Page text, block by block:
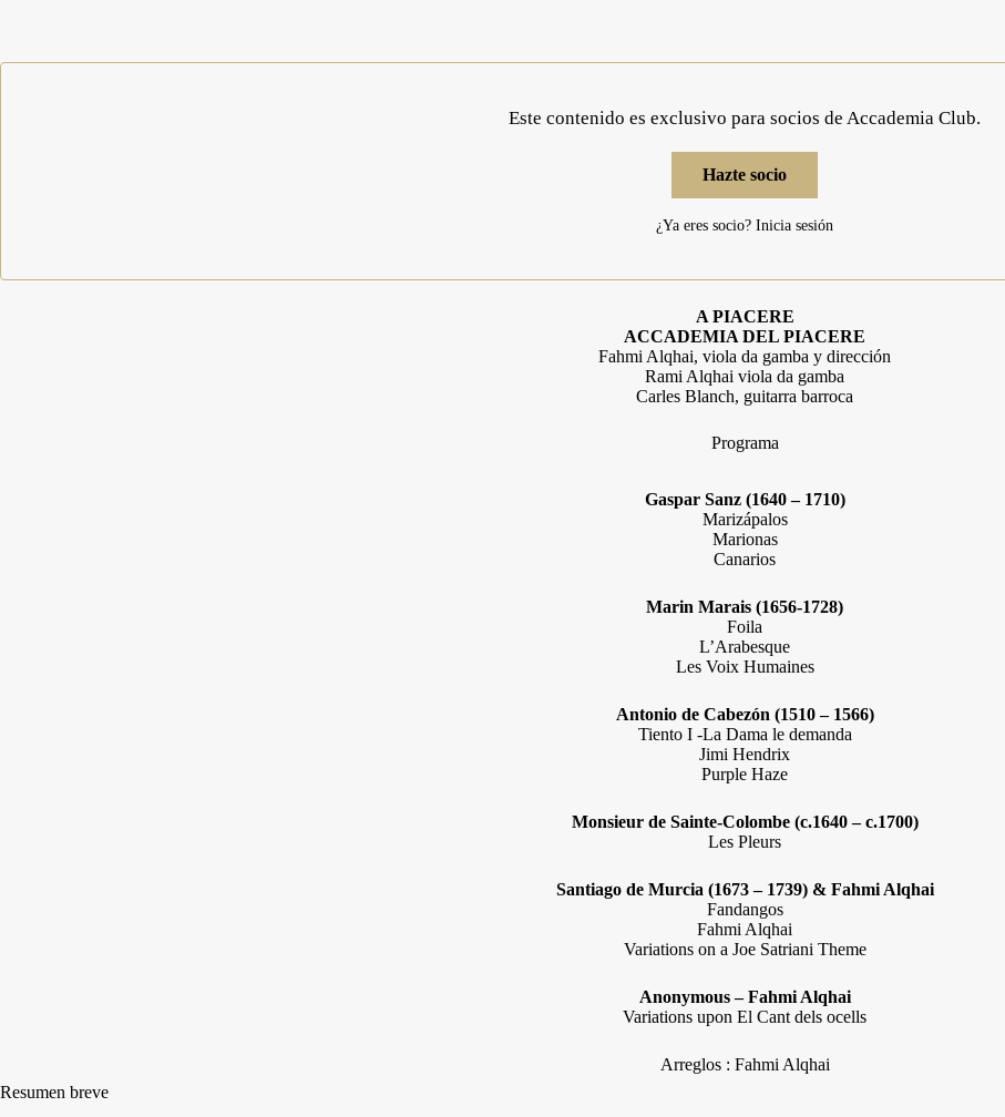
Este contenido es exclusivo para socios de Accademia Club.
Hazte socio
¿Ya eres socio? Inicia sesión
A PIACERE
ACCADEMIA DEL PIACERE
Fahmi Alqhai, viola da gamba y dirección
Rami Alqhai viola da gamba
Carles Blanch, guitarra barroca
Programa
Gaspar Sanz (1640 – 1710)
Marizápalos
Marionas
Canarios
Marin Marais (1656-1728)
Foila
L’Arabesque
Les Voix Humaines
Antonio de Cabezón (1510 – 1566)
Tiento I -La Dama le demanda
Jimi Hendrix
Purple Haze
Monsieur de Sainte-Colombe (c.1640 – c.1700)
Les Pleurs
Santiago de Murcia (1673 – 1739) & Fahmi Alqhai
Fandangos
Fahmi Alqhai
Variations on a Joe Satriani Theme
Anonymous – Fahmi Alqhai
Variations upon El Cant dels ocells
Arreglos : Fahmi Alqhai
Resumen breve